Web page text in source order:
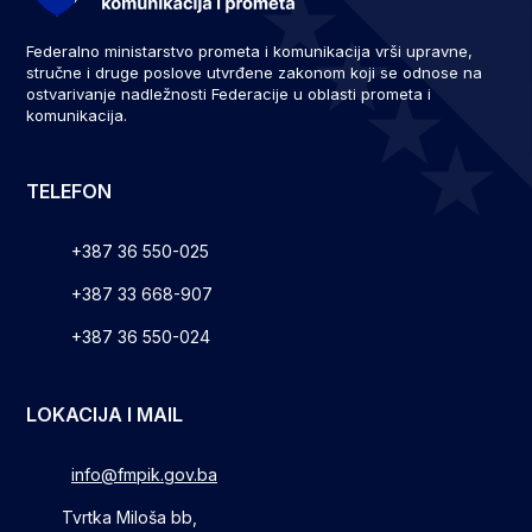
Federalno ministarstvo prometa i komunikacija vrši upravne,
stručne i druge poslove utvrđene zakonom koji se odnose na
ostvarivanje nadležnosti Federacije u oblasti prometa i
komunikacija.
TELEFON
+387 36 550-025
+387 33 668-907
+387 36 550-024
LOKACIJA I MAIL
info@fmpik.gov.ba
Tvrtka Miloša bb,